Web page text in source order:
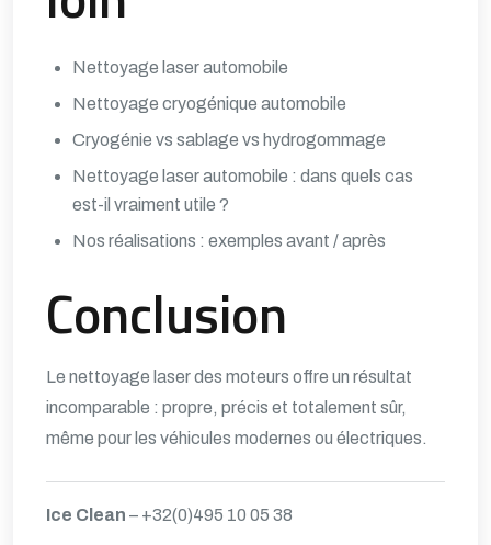
Nettoyage laser automobile
Nettoyage cryogénique automobile
Cryogénie vs sablage vs hydrogommage
Nettoyage laser automobile : dans quels cas
est-il vraiment utile ?
Nos réalisations : exemples avant / après
Conclusion
Le nettoyage laser des moteurs offre un résultat
incomparable : propre, précis et totalement sûr,
même pour les véhicules modernes ou électriques.
Ice Clean – +32(0)495 10 05 38